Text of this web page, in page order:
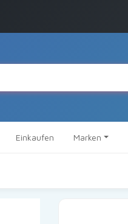
Einkaufen Marken